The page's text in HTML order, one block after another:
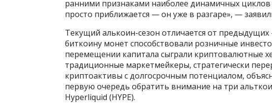
ранними признаками наиболее динамичных
просто приближается — он уже в разгаре», —
Текущий алькоин-сезон отличается от
биткоину монет способствовали розничные
перемещении капитала сыграли криптовалютные
традиционные маркетмейкеры, стратегически
криптоактивы с долгосрочным потенциалом,
первую очередь обратить внимание на три
Hyperliquid (HYPE).